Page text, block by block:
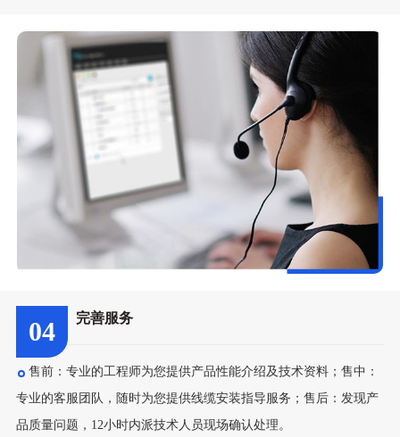
04 完善服务
售前：专业的工程师为您提供产品性能介绍及技术资料；售中：
专业的客服团队，随时为您提供线缆安装指导服务；售后：发现产
品质量问题，12小时内派技术人员现场确认处理。